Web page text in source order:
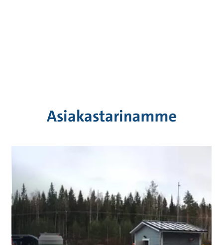
Asiakastarinamme